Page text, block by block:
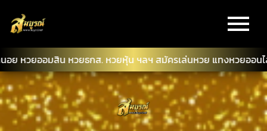
วยออมสิน หวยธกส. หวยหุ้น ฯลฯ สมัครเล่นหวย แทงหวยออนไลน์